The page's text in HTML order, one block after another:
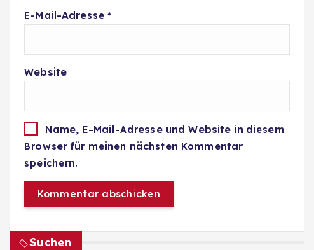
E-Mail-Adresse*
Website
Name, E-Mail-Adresse und Website in diesem
Browser für meinen nächsten Kommentar
speichern.
Suchen